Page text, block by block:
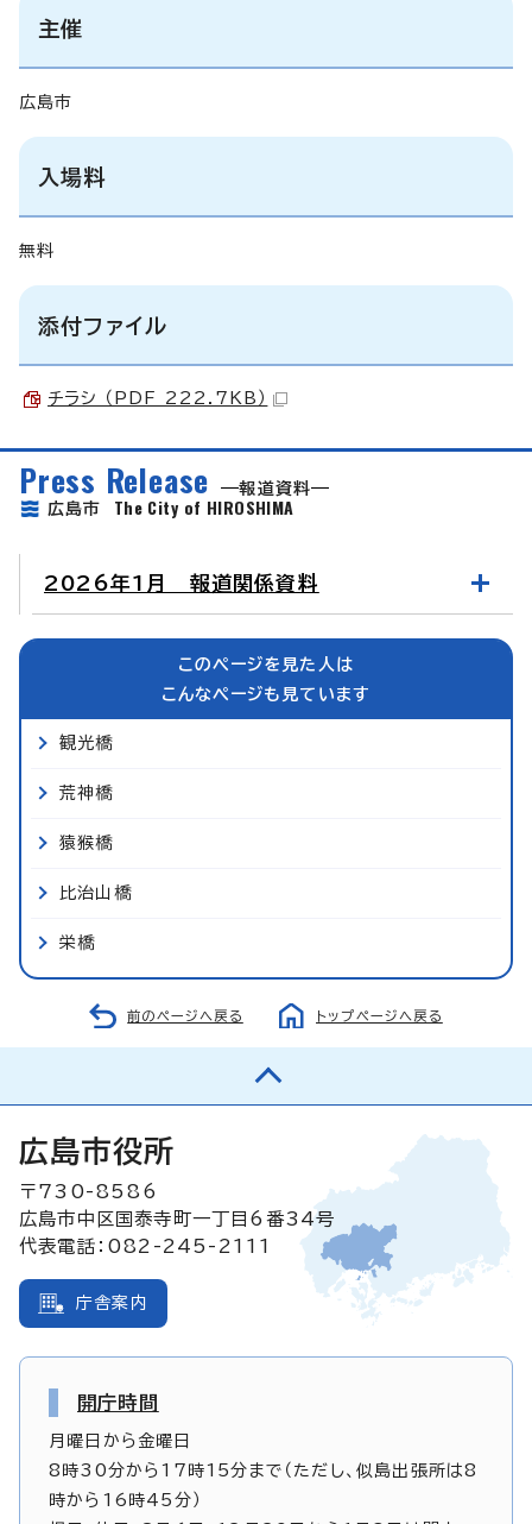
主催
広島市
入場料
無料
添付ファイル
チラシ （PDF 222.7KB）
Press Release
報道資料
広島市 The City of HIROSHIMA
2026年1月 報道関係資料
このページを見た人は
こんなページも見ています
観光橋
荒神橋
猿猴橋
比治山橋
栄橋
前のページへ戻る トップページへ戻る
広島市役所
〒730-8586
広島市中区国泰寺町一丁目6番34号
代表電話：082-245-2111
庁舎案内
開庁時間
月曜日から金曜日
8時30分から17時15分まで（ただし、似島出張所は8
時から16時45分）